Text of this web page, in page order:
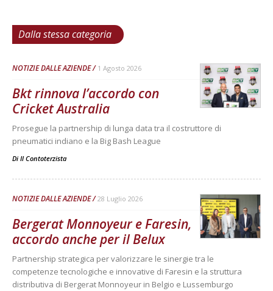
Dalla stessa categoria
NOTIZIE DALLE AZIENDE 1 Agosto 2026
Bkt rinnova l’accordo con
Cricket Australia
Prosegue la partnership di lunga data tra il costruttore di
pneumatici indiano e la Big Bash League
Di Il Contoterzista
NOTIZIE DALLE AZIENDE 28 Luglio 2026
Bergerat Monnoyeur e Faresin,
accordo anche per il Belux
Partnership strategica per valorizzare le sinergie tra le
competenze tecnologiche e innovative di Faresin e la struttura
distributiva di Bergerat Monnoyeur in Belgio e Lussemburgo